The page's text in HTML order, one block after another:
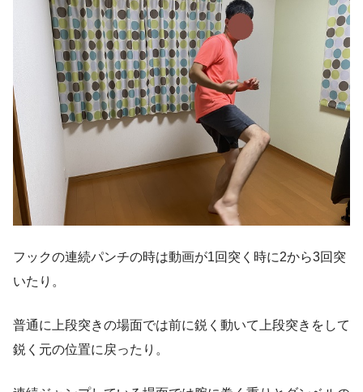
フックの連続パンチの時は動画が1回突く時に2から3回突
いたり。
普通に上段突きの場面では前に鋭く動いて上段突きをして
鋭く元の位置に戻ったり。